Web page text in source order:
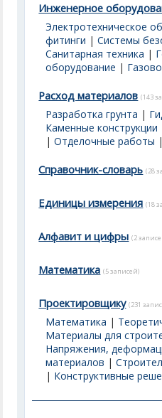
Инженерное
Электротехническое
фитинги |Системы
Санитарная техника |
оборудование |
Расход материалов (143
Разработка грунта |
Каменные конструкции
|Отделочные работы
Справочник-словарь (28
Единицы измерения (18
Алфавит и цифры (2
Математика (5 записей)
Проектировщику (231
Математика |
Материалы для
Напряжения,
материалов |
| Конструктивные